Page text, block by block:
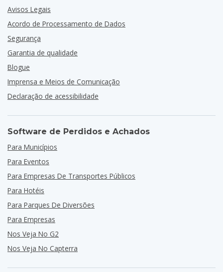
Avisos Legais
Acordo de Processamento de Dados
Segurança
Garantia de qualidade
Blogue
Imprensa e Meios de Comunicação
Declaração de acessibilidade
Software de Perdidos e Achados
Para Municípios
Para Eventos
Para Empresas De Transportes Públicos
Para Hotéis
Para Parques De Diversões
Para Empresas
Nos Veja No G2
Nos Veja No Capterra